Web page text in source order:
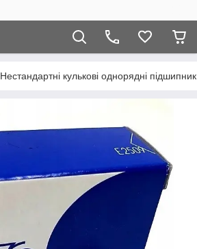
Нестандартні кулькові однорядні